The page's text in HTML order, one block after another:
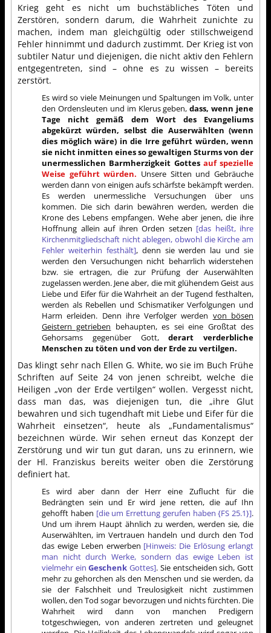
Krieg geht es nicht um buchstäbliches Töten und
Zerstören, sondern darum, die Wahrheit zunichte zu
machen, indem man gleichgültig oder stillschweigend
Fehler hinnimmt und dadurch zustimmt. Der Krieg ist von
subtiler Natur und diejenigen, die nicht aktiv den Fehlern
entgegentreten, sind – ohne es zu wissen – bereits
zerstört.
Es wird so viele Meinungen und Spaltungen im Volk, unter
den Ordensleuten und im Klerus geben,dass, wenn jene
Tage nicht gemäß dem Wort des Evangeliums
abgekürzt würden, selbst die Auserwählten (wenn
dies möglich wäre) in die Irre geführt würden, wenn
sie nicht inmitten eines so gewaltigen Sturms von der
unermesslichen Barmherzigkeit Gottes auf spezielle
Weise geführt würden. Unsere Sitten und Gebräuche
werden dann von einigen aufs schärfste bekämpft werden.
Es werden unermessliche Versuchungen über uns
kommen. Die sich darin bewähren werden, werden die
Krone des Lebens empfangen. Wehe aber jenen, die ihre
Hoffnung allein auf ihren Orden setzen [das heißt, ihre
Kirchenmitgliedschaft nicht ablegen, obwohl die Kirche am
Fehler weiterhin festhält], denn sie werden lau und sie
werden den Versuchungen nicht beharrlich widerstehen
bzw. sie ertragen, die zur Prüfung der Auserwählten
zugelassen werden. Jene aber, die mit glühendem Geist aus
Liebe und Eifer für die Wahrheit an der Tugend festhalten,
werden als Rebellen und Schismatiker Verfolgungen und
Harm erleiden. Denn ihre Verfolger werden von bösen
Geistern getrieben behaupten, es sei eine Großtat des
Gehorsams gegenüber Gott,derart verderbliche
Menschen zu töten und von der Erde zu vertilgen.
Das klingt sehr nach Ellen G. White, wo sie im Buch Frühe
Schriften auf Seite 24 von jenen schreibt, welche die
Heiligen „von der Erde vertilgen“ wollen. Vergesst nicht,
dass man das, was diejenigen tun, die „ihre Glut
bewahren und sich tugendhaft mit Liebe und Eifer für die
Wahrheit einsetzen“, heute als „Fundamentalismus“
bezeichnen würde. Wir sehen erneut das Konzept der
Zerstörung und wir tun gut daran, uns zu erinnern, wie
der Hl. Franziskus bereits weiter oben die Zerstörung
definiert hat.
Es wird aber dann der Herr eine Zuflucht für die
Bedrängten sein und Er wird jene retten, die auf Ihn
gehofft haben [die um Errettung gerufen haben {FS 25.1}].
Und um ihrem Haupt ähnlich zu werden, werden sie, die
Auserwählten, im Vertrauen handeln und durch den Tod
das ewige Leben erwerben [Hinweis: Die Erlösung erlangt
man nicht durch Werke, sondern das ewige Leben ist
vielmehr einGeschenk Gottes]. Sie entscheiden sich, Gott
mehr zu gehorchen als den Menschen und sie werden, da
sie der Falschheit und Treulosigkeit nicht zustimmen
wollen, den Tod sogar bevorzugen und nichts fürchten. Die
Wahrheit wird dann von manchen Predigern
totgeschwiegen, von anderen zertreten und geleugnet